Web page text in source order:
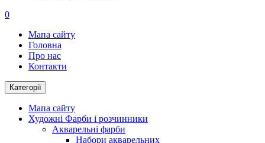
0
Мапа сайту
Головна
Про нас
Контакти
Категорії
Мапа сайту
Художні Фарби і розчинники
Акварельні фарби
Набори акварельних